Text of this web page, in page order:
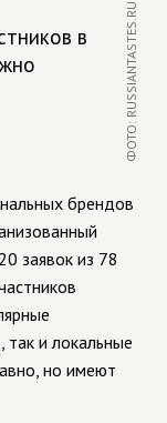
в
ФОТО: RUSSIANTASTES.RU
брендов
заявок из 78
так и локальные
но имеют